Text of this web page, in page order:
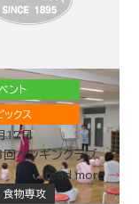
ント
ックス
17日
ペンギンクラブ
read more
食物専攻